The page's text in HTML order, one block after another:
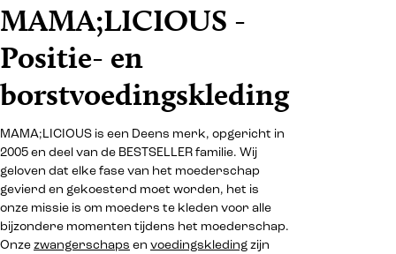
MAMA;LICIOUS -
Positie- en
borstvoedingskleding
MAMA;LICIOUS is een Deens merk, opgericht in
2005 en deel van de BESTSELLER familie. Wij
geloven dat elke fase van het moederschap
gevierd en gekoesterd moet worden, het is
onze missie is om moeders te kleden voor alle
bijzondere momenten tijdens het moederschap.
Onze zwangerschaps en voedingskleding zijn